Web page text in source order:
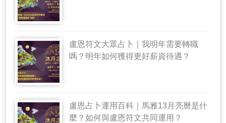
盧恩符文大眾占卜｜我明年需要轉職
嗎？明年如何獲得更好薪資待遇？
盧恩占卜運用百科｜馬雅13月亮曆是什
麼？如何與盧恩符文共同運用？